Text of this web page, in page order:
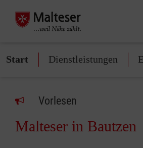
Start Dienstleistungen
Vorlesen
Malteser in Bautzen